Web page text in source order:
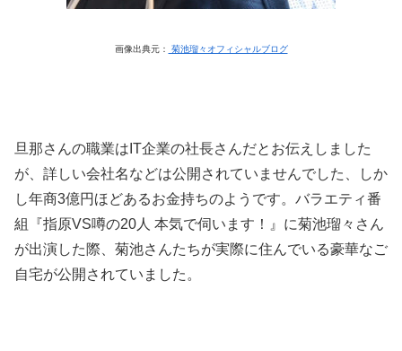
画像出典元： 菊池瑠々オフィシャルブログ
旦那さんの職業はIT企業の社長さんだとお伝えしました
が、詳しい会社名などは公開されていませんでした、しか
し年商3億円ほどあるお金持ちのようです。バラエティ番
組『指原VS噂の20人 本気で伺います！』に菊池瑠々さん
が出演した際、菊池さんたちが実際に住んでいる豪華なご
自宅が公開されていました。